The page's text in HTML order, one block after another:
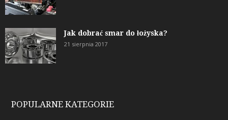
Jak dobrać smar do łożyska?
21 sierpnia 2017
POPULARNE KATEGORIE